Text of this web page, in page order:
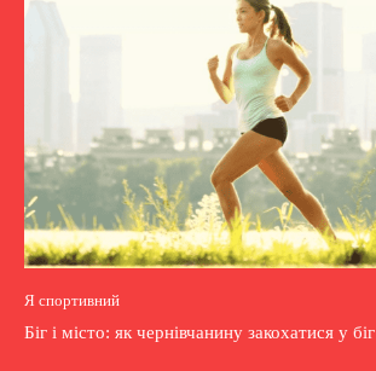
Я спортивний
Біг і місто: як чернівчанину закохатися у біг